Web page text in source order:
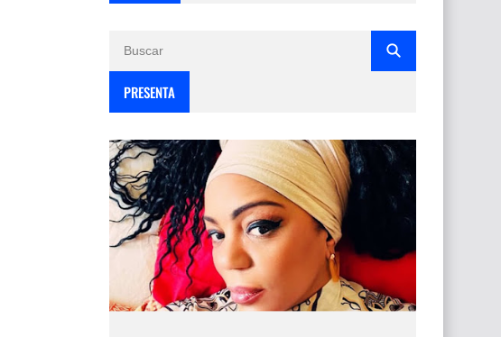
PRESENTA